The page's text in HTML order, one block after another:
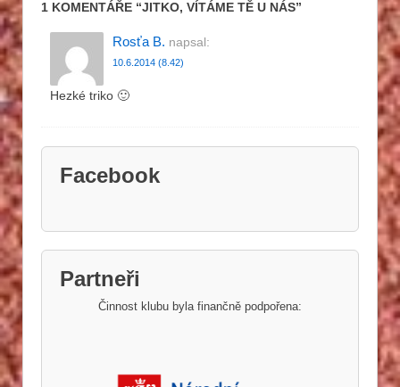
1 KOMENTÁŘE “JITKO, VÍTÁME TĚ U NÁS”
Rosťa B. napsal:
10.6.2014 (8.42)
Hezké triko 🙂
Facebook
Partneři
Činnost klubu byla finančně podpořena: